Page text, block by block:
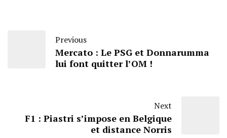
Previous
Mercato : Le PSG et Donnarumma
lui font quitter l’OM !
Next
F1 : Piastri s’impose en Belgique
et distance Norris